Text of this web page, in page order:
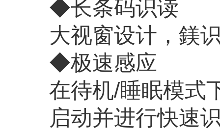
◆长条码识读
大视窗设计，鎂
◆极速感应
在待机/睡眠模式
启动并进行快速